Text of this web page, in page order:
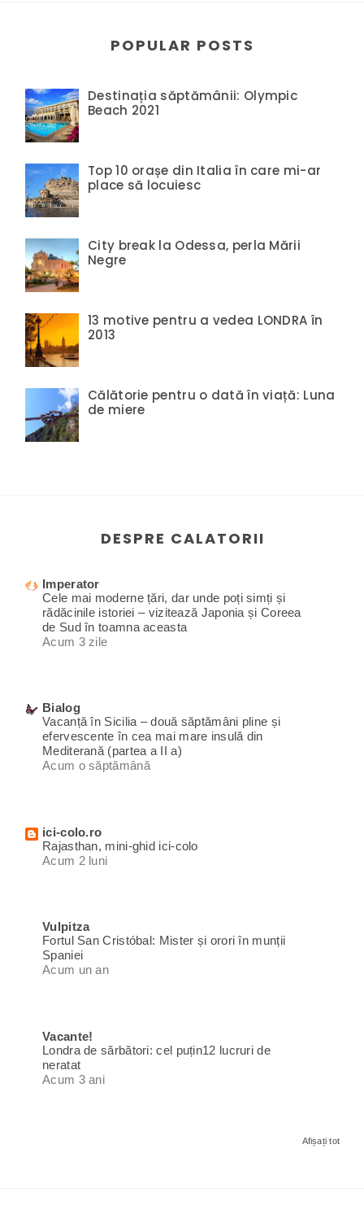
POPULAR POSTS
Destinația săptămânii: Olympic
Beach 2021
Top 10 orașe din Italia în care mi-ar
place să locuiesc
City break la Odessa, perla Mării
Negre
13 motive pentru a vedea LONDRA în
2013
Călătorie pentru o dată în viață: Luna
de miere
DESPRE CALATORII
Imperator
Cele mai moderne țări, dar unde poți simți și
rădăcinile istoriei – vizitează Japonia și Coreea
de Sud în toamna aceasta
Acum 3 zile
Bialog
Vacanță în Sicilia – două săptămâni pline și
efervescente în cea mai mare insulă din
Mediterană (partea a II a)
Acum o săptămână
ici-colo.ro
Rajasthan, mini-ghid ici-colo
Acum 2 luni
Vulpitza
Fortul San Cristóbal: Mister și orori în munții
Spaniei
Acum un an
Vacante!
Londra de sărbători: cel puțin12 lucruri de
neratat
Acum 3 ani
Afișați tot